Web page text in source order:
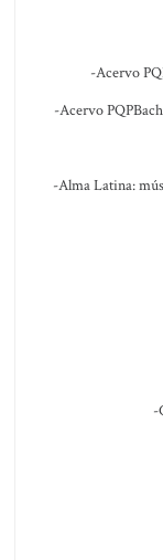
-Acervo
-Acervo
-Alma Latina:
-